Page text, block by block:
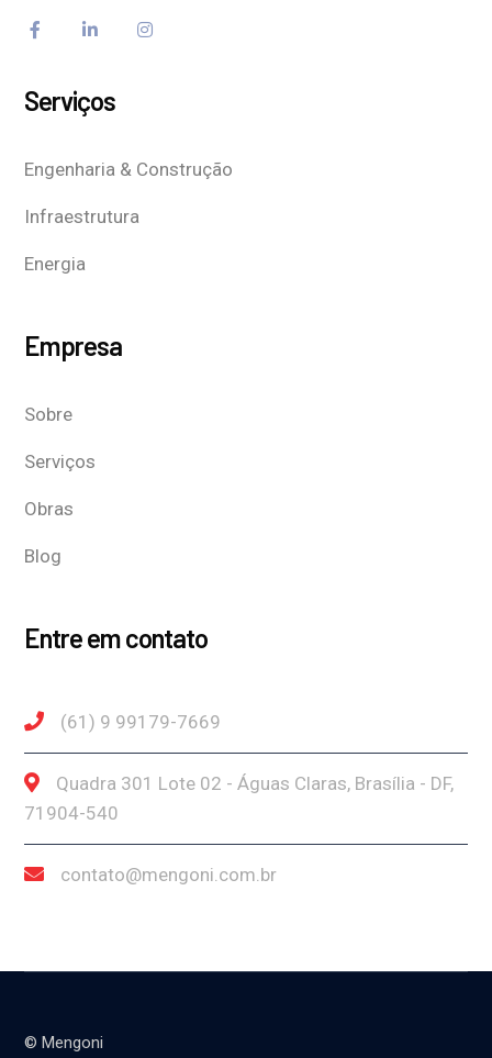
Serviços
Engenharia & Construção
Infraestrutura
Energia
Empresa
Sobre
Serviços
Obras
Blog
Entre em contato
(61) 9 99179-7669
Quadra 301 Lote 02 - Águas Claras, Brasília - DF,
71904-540
contato@mengoni.com.br
© Mengoni